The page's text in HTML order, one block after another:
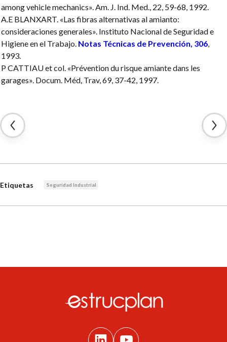
among vehicle mechanics». Am. J. Ind. Med., 22, 59-68, 1992.
A.E BLANXART. «Las fibras alternativas al amianto:
consideraciones generales». Instituto Nacional de Seguridad e
Higiene en el Trabajo. Notas Técnicas de Prevención, 306,
1993.
P CATTIAU et col. «Prévention du risque amiante dans les
garages». Docum. Méd, Trav, 69, 37-42, 1997.
Etiquetas Seguridad Industrial